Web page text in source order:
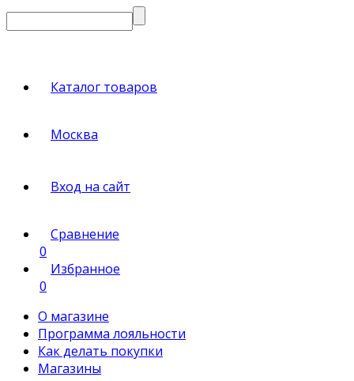
Каталог товаров
Москва
Вход на сайт
Сравнение
0
Избранное
0
О магазине
Программа лояльности
Как делать покупки
Магазины